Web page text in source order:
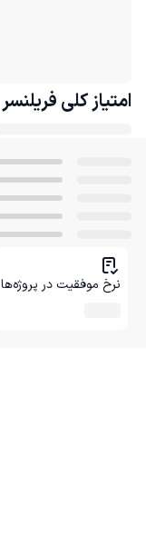
امتیاز کلی فریلنسر
نرخ موفقیت در پروژه‌ها